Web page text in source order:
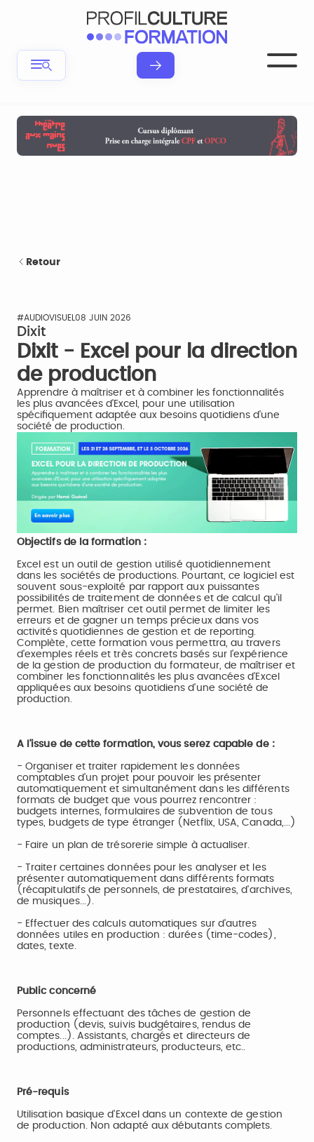
Retour
#AUDIOVISUEL 08 JUIN 2026
Dixit
Dixit - Excel pour la direction
de production
Apprendre à maîtriser et à combiner les fonctionnalités
les plus avancées d'Excel, pour une utilisation
spécifiquement adaptée aux besoins quotidiens d'une
société de production.
Objectifs de la formation :
Excel est un outil de gestion utilisé quotidiennement
dans les sociétés de productions. Pourtant, ce logiciel est
souvent sous-exploité par rapport aux puissantes
possibilités de traitement de données et de calcul qu'il
permet. Bien maîtriser cet outil permet de limiter les
erreurs et de gagner un temps précieux dans vos
activités quotidiennes de gestion et de reporting.
Complète, cette formation vous permettra, au travers
d'exemples réels et très concrets basés sur l'expérience
de la gestion de production du formateur, de maîtriser et
combiner les fonctionnalités les plus avancées d'Excel
appliquées aux besoins quotidiens d'une société de
production.
A l'issue de cette formation, vous serez capable de :
- Organiser et traiter rapidement les données
comptables d'un projet pour pouvoir les présenter
automatiquement et simultanément dans les différents
formats de budget que vous pourrez rencontrer :
budgets internes, formulaires de subvention de tous
types, budgets de type étranger (Netflix, USA, Canada,...)
- Faire un plan de trésorerie simple à actualiser.
- Traiter certaines données pour les analyser et les
présenter automatiquement dans différents formats
(récapitulatifs de personnels, de prestataires, d'archives,
de musiques...).
- Effectuer des calculs automatiques sur d'autres
données utiles en production : durées (time-codes),
dates, texte.
Public concerné
Personnels effectuant des tâches de gestion de
production (devis, suivis budgétaires, rendus de
comptes...). Assistants, chargés et directeurs de
productions, administrateurs, producteurs, etc..
Pré-requis
Utilisation basique d'Excel dans un contexte de gestion
de production. Non adapté aux débutants complets.